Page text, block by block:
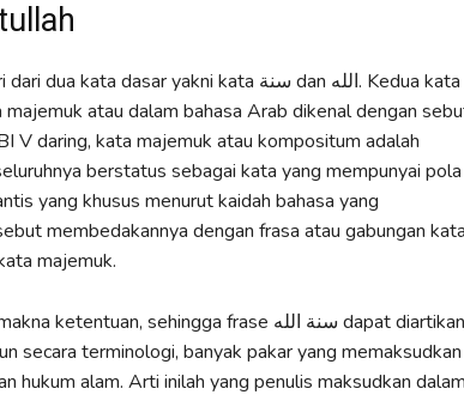
atau dalam bahasa Arab dikenal dengan
berstatus sebagai kata yang mempunyai pola
yang khusus menurut kaidah bahasa yang
membedakannya dengan frasa atau gabungan
majemuk.
secara terminologi, banyak pakar yang memaksudkan